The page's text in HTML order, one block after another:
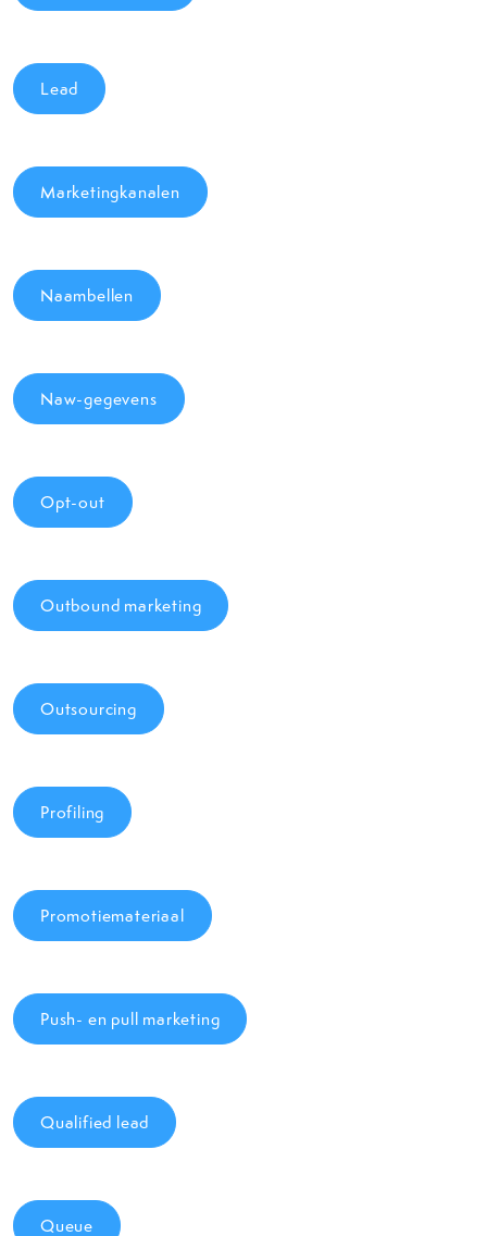
Lead
Marketingkanalen
Naambellen
Naw-gegevens
Opt-out
Outbound marketing
Outsourcing
Profiling
Promotiemateriaal
Push- en pull marketing
Qualified lead
Queue